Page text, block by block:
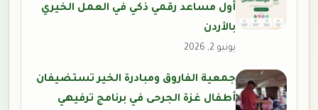
أول مساعد رقمي ذكي في العمل الخيري
بالأردن
يونيو 2, 2026
جمعية الفاروق ومبادرة الخير تستضيفان
أطفال غزة الجرحى في برنامج ترفيهي